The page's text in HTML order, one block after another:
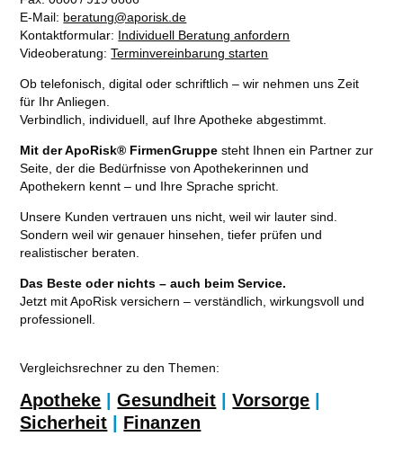
E-Mail: beratung@aporisk.de
Kontaktformular: Individuell Beratung anfordern
Videoberatung:Terminvereinbarung starten
Ob telefonisch, digital oder schriftlich – wir nehmen uns Zeit
für Ihr Anliegen.
Verbindlich, individuell, auf Ihre Apotheke abgestimmt.
Mit der ApoRisk® FirmenGruppesteht Ihnen ein Partner zur
Seite, der die Bedürfnisse von Apothekerinnen und
Apothekern kennt – und Ihre Sprache spricht.
Unsere Kunden vertrauen uns nicht, weil wir lauter sind.
Sondern weil wir genauer hinsehen, tiefer prüfen und
realistischer beraten.
Das Beste oder nichts – auch beim Service.
Jetzt mit ApoRisk versichern – verständlich, wirkungsvoll und
professionell.
Vergleichsrechner zu den Themen:
Apotheke |Gesundheit |Vorsorge
Sicherheit
Finanzen